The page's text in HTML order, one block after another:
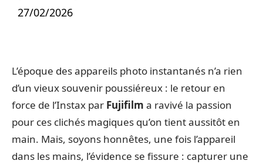
27/02/2026
L’époque des appareils photo instantanés n’a rien
d’un vieux souvenir poussiéreux : le retour en
force de l’Instax par Fujifilm a ravivé la passion
pour ces clichés magiques qu’on tient aussitôt en
main. Mais, soyons honnêtes, une fois l’appareil
dans les mains, l’évidence se fissure : capturer une